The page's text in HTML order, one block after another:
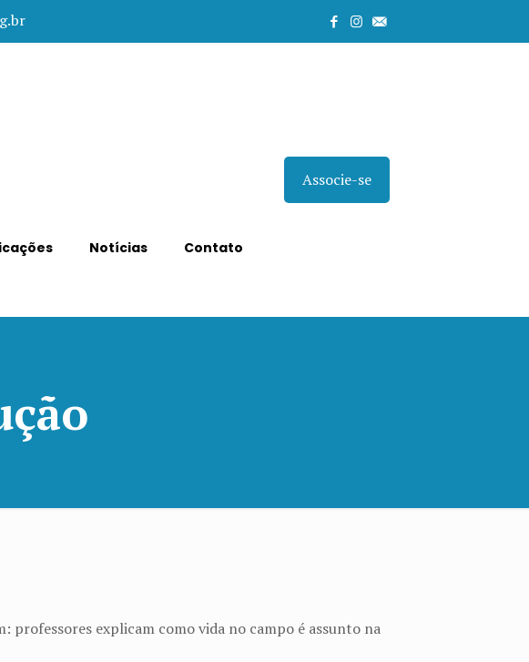
Notícias Contato
Associe-se
professores explicam como vida no campo é assunto na